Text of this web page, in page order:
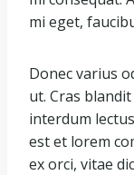
mi eget,
Donec varius
ut. Cras
interdum
est et lorem
ex orci, vitae